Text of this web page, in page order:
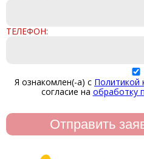
ТЕЛЕФОН:
Я ознакомлен(-а) с Политикой
согласие на обработку